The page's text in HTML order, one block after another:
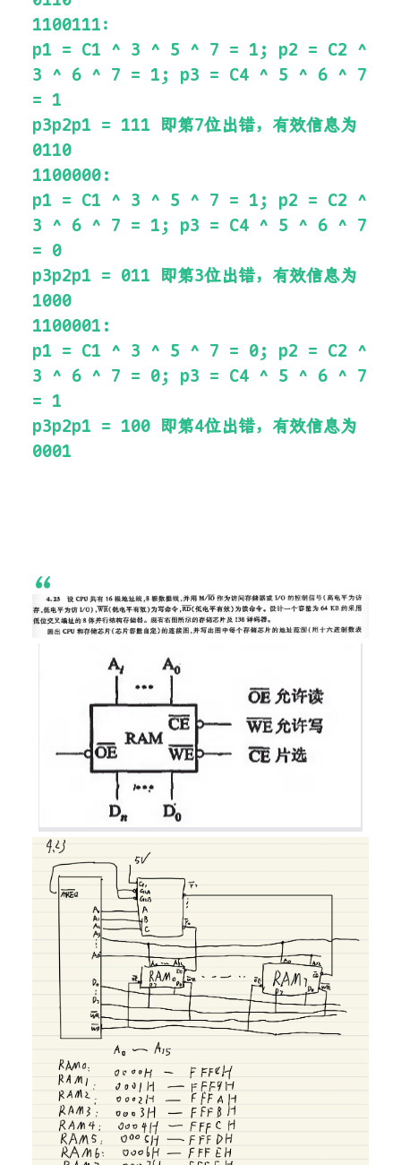
1100111：
p1 = C1 ^ 3 ^ 5 ^ 7 = 1; p2 = C2 ^
3 ^ 6 ^ 7 = 1; p3 = C4 ^ 5 ^ 6 ^ 7
= 1
p3p2p1 = 111 即第7位出错，有效信息为
0110
1100000:
p1 = C1 ^ 3 ^ 5 ^ 7 = 1; p2 = C2 ^
3 ^ 6 ^ 7 = 1; p3 = C4 ^ 5 ^ 6 ^ 7
= 0
p3p2p1 = 011 即第3位出错，有效信息为
1000
1100001:
p1 = C1 ^ 3 ^ 5 ^ 7 = 0; p2 = C2 ^
3 ^ 6 ^ 7 = 0; p3 = C4 ^ 5 ^ 6 ^ 7
= 1
p3p2p1 = 100 即第4位出错，有效信息为
0001